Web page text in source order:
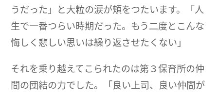
うだった」と大粒の涙が頬をつたいます。「人
生で一番つらい時期だった。もう二度とこんな
悔しく悲しい思いは繰り返させたくない」
それを乗り越えてこられたのは第３保育所の仲
間の団結の力でした。「良い上司、良い仲間が